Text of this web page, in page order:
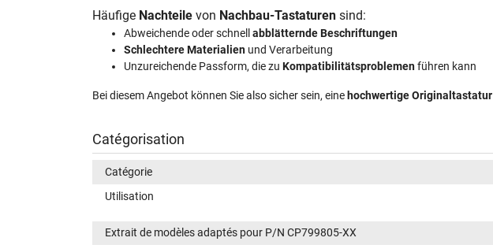
Häufige Nachteile von Nachbau-Tastaturen sind:
Abweichende oder schnell abblätternde Beschriftungen
Schlechtere Materialien und Verarbeitung
Unzureichende Passform, die zu Kompatibilitätsproblemenführen kann
Bei diesem Angebot können Sie also sicher sein, eine hochwertige Originaltastatur
Catégorisation
Catégorie
Utilisation
Extrait de modèles adaptés pour P/N CP799805-XX